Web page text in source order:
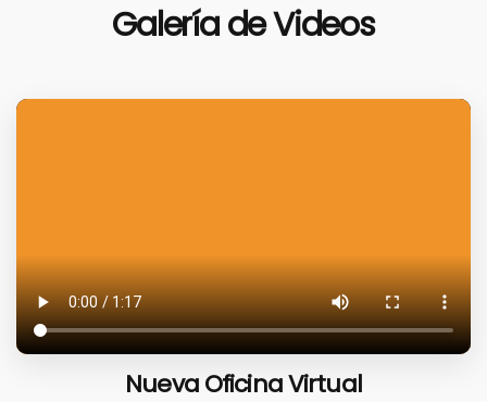
Galería de Videos
Nueva Oficina Virtual